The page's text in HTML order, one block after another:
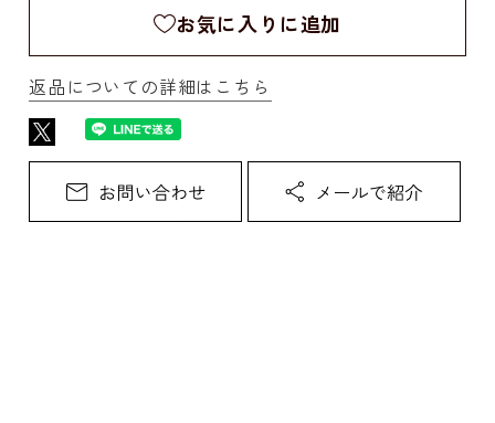
お気に入りに追加
返品についての詳細はこちら